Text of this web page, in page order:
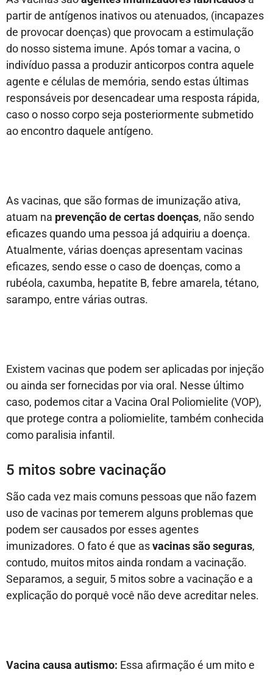
partir de antígenos inativos ou atenuados, (incapazes
de provocar doenças) que provocam a estimulação
do nosso sistema imune. Após tomar a vacina, o
indivíduo passa a produzir anticorpos contra aquele
agente e células de memória, sendo estas últimas
responsáveis por desencadear uma resposta rápida,
caso o nosso corpo seja posteriormente submetido
ao encontro daquele antígeno.
As vacinas, que são formas de imunização ativa,
atuam na prevenção de certas doenças, não sendo
eficazes quando uma pessoa já adquiriu a doença.
Atualmente, várias doenças apresentam vacinas
eficazes, sendo esse o caso de doenças, como a
rubéola, caxumba, hepatite B, febre amarela, tétano,
sarampo, entre várias outras.
Existem vacinas que podem ser aplicadas por injeção
ou ainda ser fornecidas por via oral. Nesse último
caso, podemos citar a Vacina Oral Poliomielite (VOP),
que protege contra a poliomielite, também conhecida
como paralisia infantil.
5 mitos sobre vacinação
São cada vez mais comuns pessoas que não fazem
uso de vacinas por temerem alguns problemas que
podem ser causados por esses agentes
imunizadores. O fato é que asvacinas são seguras,
contudo, muitos mitos ainda rondam a vacinação.
Separamos, a seguir, 5 mitos sobre a vacinação e a
explicação do porquê você não deve acreditar neles.
Vacina causa autismo: Essa afirmação é um mito e